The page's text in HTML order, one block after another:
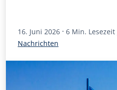
16. Juni 2026 · 6 Min. Lesezeit
Nachrichten